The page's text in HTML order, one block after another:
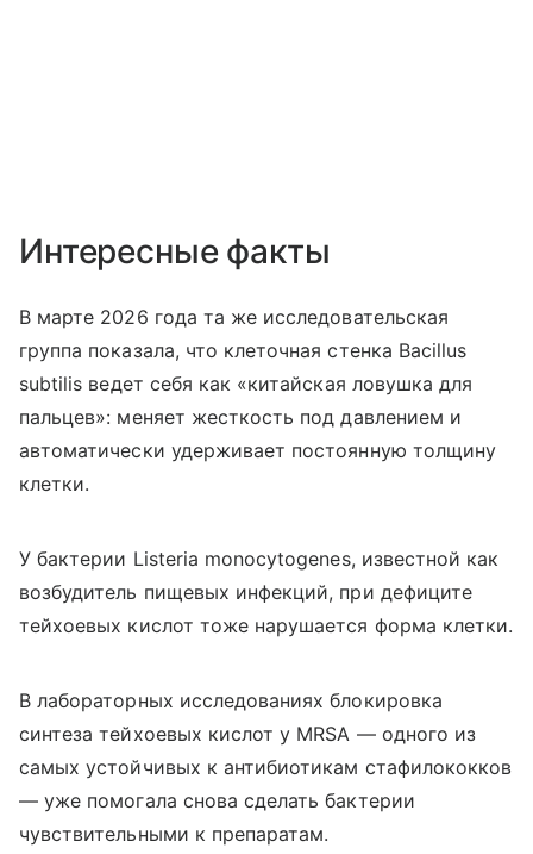
Интересные факты
В марте 2026 года та же исследовательская
группа показала, что клеточная стенка Bacillus
subtilis ведет себя как «китайская ловушка для
пальцев»: меняет жесткость под давлением и
автоматически удерживает постоянную толщину
клетки.
У бактерии Listeria monocytogenes, известной как
возбудитель пищевых инфекций, при дефиците
тейхоевых кислот тоже нарушается форма клетки.
В лабораторных исследованиях блокировка
синтеза тейхоевых кислот у MRSA — одного из
самых устойчивых к антибиотикам стафилококков
— уже помогала снова сделать бактерии
чувствительными к препаратам.